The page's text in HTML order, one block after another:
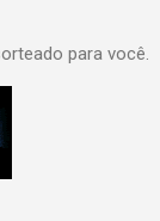
para você.